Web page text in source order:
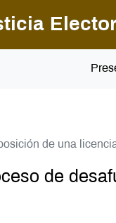
de una
de